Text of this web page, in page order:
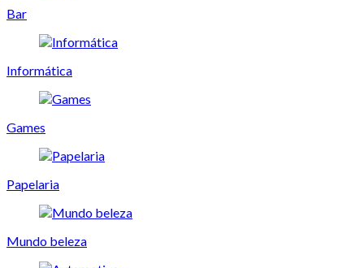
Bar
Informática
Games
Papelaria
Mundo beleza